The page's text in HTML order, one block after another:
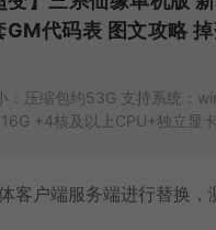
代码表 图文攻略
：压缩包约53G 支持系统：
+4核及以上CPU+独立显卡
户端服务端进行替换，